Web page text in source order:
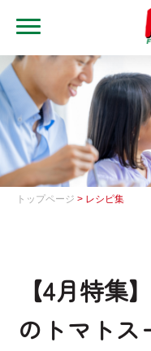
トップ
ブランド・店舗
マムアプリ
マムEdy
グループ一覧
採用情報
トップページ > レシピ集
【4月特集
のトマトス